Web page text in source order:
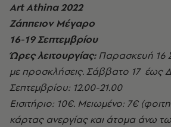
Art Athina 2022
Ζάππειον Μέγαρο
16-19 Σεπτεμβρίου
Ώρες λειτουργίας: Παρασκευή 16
με προσκλήσεις. Σάββατο 17 έως
Σεπτεμβρίου: 12.00-21.00
Εισιτήριο: 10€. Μειωμένο: 7€
κάρτας ανεργίας και άτομα άνω